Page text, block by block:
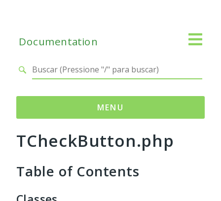
Documentation
MENU
Namespaces
Base
TCheckButton.php
Table of Contents